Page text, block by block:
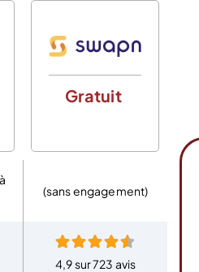
Gratuit
(sans engagement)
4,9 sur 723 avis